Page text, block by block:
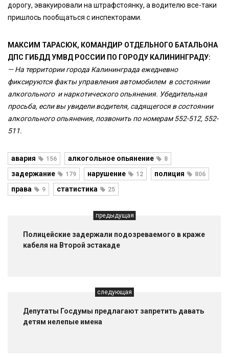
дорогу, эвакуировали на штрафстоянку, а водителю все-таки
пришлось пообщаться с инспекторами.
МАКСИМ ТАРАСЮК, КОМАНДИР ОТДЕЛЬНОГО БАТАЛЬОНА
ДПС ГИБДД УМВД РОССИИ ПО ГОРОДУ КАЛИНИНГРАДУ:
— На территории города Калининграда ежедневно
фиксируются факты управления автомобилем в состоянии
алкогольного и наркотического опьянения. Убедительная
просьба, если вы увидели водителя, садящегося в состоянии
алкогольного опьянения, позвонить по номерам 552-512, 552-
511.
авария 156 алкогольное опьянение 8
задержание 179 нарушение 12 полиция 806
права 9 статистика 25
предыдущая
Полицейские задержали подозреваемого в краже
кабеля на Второй эстакаде
следующая
Депутаты Госдумы предлагают запретить давать
детям нелепые имена